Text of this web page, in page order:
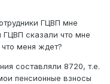
ГЦВП мне
ГЦВП сказали что мне
меня ждет?
составляли 8720, т.е.
пенсионные взносы